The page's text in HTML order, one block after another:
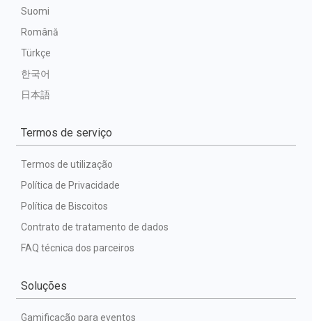
Suomi
Română
Türkçe
한국어
日本語
Termos de serviço
Termos de utilização
Política de Privacidade
Política de Biscoitos
Contrato de tratamento de dados
FAQ técnica dos parceiros
Soluções
Gamificação para eventos